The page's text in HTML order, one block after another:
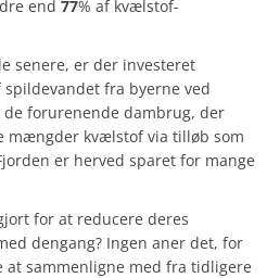
end 77% af kvælstof-
senere, er der investeret
fra byerne ved
forurenende dambrug, der
kvælstof via tilløb som
er herved sparet for mange
for at reducere deres
dengang? Ingen aner det, for
sammenligne med fra tidligere